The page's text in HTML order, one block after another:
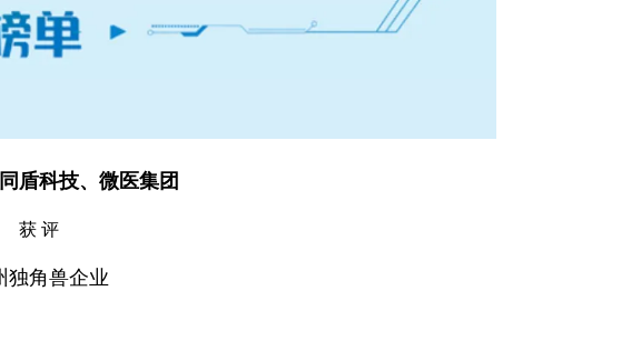
盾科技、微医集团
获 评
独角兽企业